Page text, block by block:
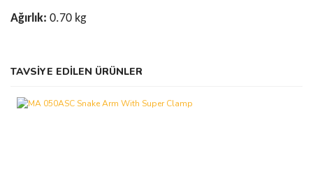
Ağırlık: 0.70 kg
Bu ürünün fiyat bilgisi, resim, ürün açıklamalarında ve diğer
konularda yetersiz gördüğünüz noktaları öneri formunu kullanarak
Görüş ve önerileriniz için teşekkür ederiz.
TAVSİYE EDİLEN ÜRÜNLER